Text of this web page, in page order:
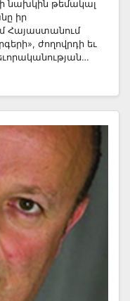
նախկին թեմակալ
իր
Հայաստանում
ժողովրդի եւ